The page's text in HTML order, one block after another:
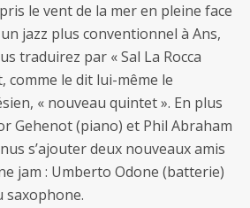
le vent de la mer en pleine face
jazz plus conventionnel à Ans,
traduirez par « Sal La Rocca
comme le dit lui-même le
« nouveau quintet ». En plus
Gehenot (piano) et Phil Abraham
s’ajouter deux nouveaux amis
jam : Umberto Odone (batterie)
saxophone.